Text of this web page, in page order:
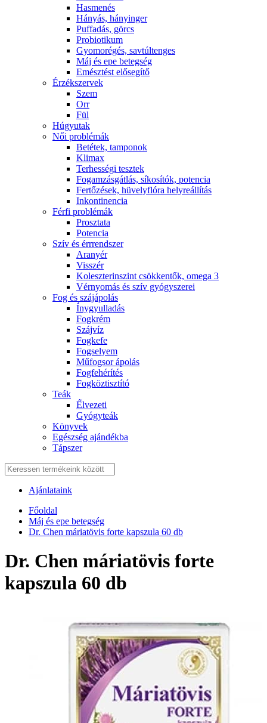
Hasmenés
Hányás, hányinger
Puffadás, görcs
Probiotikum
Gyomorégés, savtúltenges
Máj és epe betegség
Emésztést elősegítő
Érzékszervek
Szem
Orr
Fül
Húgyutak
Női problémák
Betétek, tamponok
Klimax
Terhességi tesztek
Fogamzásgátlás, síkosítók, potencia
Fertőzések, hüvelyflóra helyreállítás
Inkontinencia
Férfi problémák
Prosztata
Potencia
Szív és érrrendszer
Aranyér
Visszér
Koleszterinszint csökkentők, omega 3
Vérnyomás és szív gyógyszerei
Fog és szájápolás
Í́nygyulladás
Fogkrém
Szájvíz
Fogkefe
Fogselyem
Műfogsor ápolás
Fogfehérítés
Fogköztisztító
Teák
É́lvezeti
Gyógyteák
Könyvek
Egészség ajándékba
Tápszer
Ajánlataink
Főoldal
Máj és epe betegség
Dr. Chen máriatövis forte kapszula 60 db
Dr. Chen máriatövis forte
kapszula 60 db